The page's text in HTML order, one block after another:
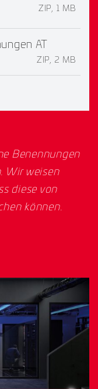
ZIP, 1 MB
AT
ZIP, 2 MB
Benennungen
Wir weisen
diese von
können.